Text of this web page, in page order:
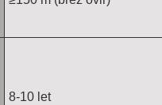
8-10 let